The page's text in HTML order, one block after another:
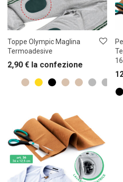
Toppe Olympic Maglina
Termoadesive
2,90 € la confezione